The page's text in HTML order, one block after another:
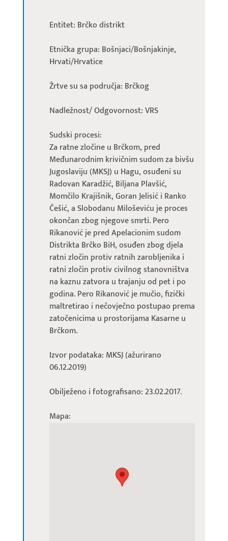
Entitet: Brčko distrikt
Etnička grupa: Bošnjaci/Bošnjakinje,
Hrvati/Hrvatice
Žrtve su sa područja: Brčkog
Nadležnost/ Odgovornost: VRS
Sudski procesi:
Za ratne zločine u Brčkom, pred
Međunarodnim krivičnim sudom za bivšu
Jugoslaviju (MKSJ) u Hagu, osuđeni su
Radovan Karadžić, Biljana Plavšić,
Momčilo Krajišnik, Goran Jelisić i Ranko
Češić, a Slobodanu Miloševiću je proces
okončan zbog njegove smrti. Pero
Rikanović je pred Apelacionim sudom
Distrikta Brčko BiH, osuđen zbog djela
ratni zločin protiv ratnih zarobljenika i
ratni zločin protiv civilnog stanovništva
na kaznu zatvora u trajanju od pet i po
godina. Pero Rikanović je mučio, fizički
maltretirao i nečovječno postupao prema
zatočenicima u prostorijama Kasarne u
Brčkom.
Izvor podataka: MKSJ (ažurirano
06.12.2019)
Obilježeno i fotografisano: 23.02.2017.
Mapa: